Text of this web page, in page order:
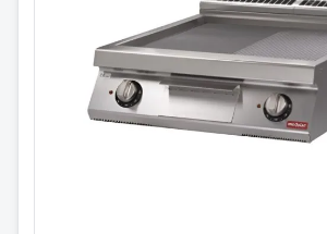
Flatgrill 2
Slett – Riflet
400V-3 fas